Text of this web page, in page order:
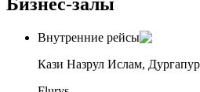
Бизнес-залы
Внутренние рейсы
Кази Назрул Ислам,